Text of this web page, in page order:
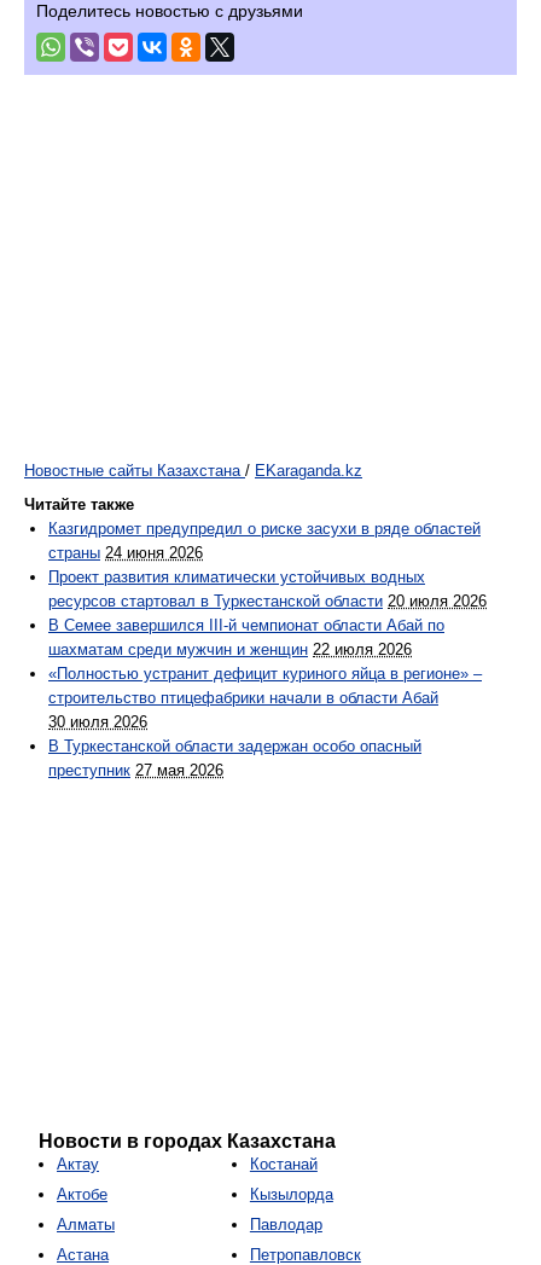
Поделитесь новостью с друзьями
Новостные сайты Казахстана / EKaraganda.kz
Читайте также
Казгидромет предупредил о риске засухи в ряде областей
страны 24 июня 2026
Проект развития климатически устойчивых водных
ресурсов стартовал в Туркестанской области 20 июля 2026
В Семее завершился III-й чемпионат области Абай по
шахматам среди мужчин и женщин 22 июля 2026
«Полностью устранит дефицит куриного яйца в регионе» –
строительство птицефабрики начали в области Абай
30 июля 2026
В Туркестанской области задержан особо опасный
преступник 27 мая 2026
Новости в городах Казахстана
Актау
Актобе
Алматы
Астана
Костанай
Кызылорда
Павлодар
Петропавловск